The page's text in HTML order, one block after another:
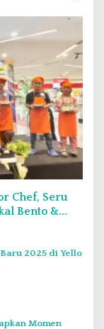
Chef, Seru
Bento &
2025 di Yello
Momen